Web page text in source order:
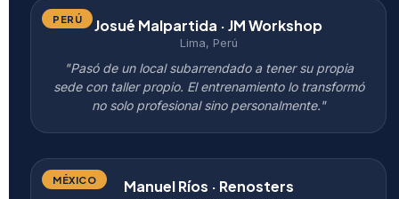
PERÚ Josué Malpartida · JM Workshop
Lima, Perú
"Pasó de un local subarrendado a tener su propia
sede con taller propio. El entrenamiento lo transformó
no solo profesional sino personalmente."
MÉXICO Manuel Ríos · Renosters